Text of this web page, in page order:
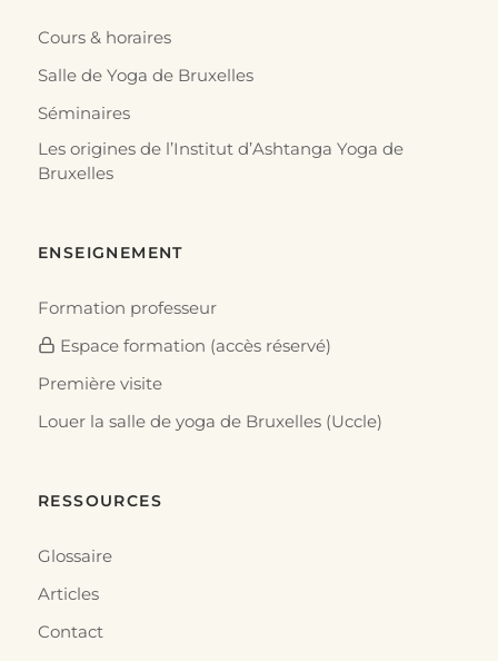
Cours & horaires
Salle de Yoga de Bruxelles
Séminaires
Les origines de l’Institut d’Ashtanga Yoga de
Bruxelles
ENSEIGNEMENT
Formation professeur
Espace formation (accès réservé)
Première visite
Louer la salle de yoga de Bruxelles (Uccle)
RESSOURCES
Glossaire
Articles
Contact